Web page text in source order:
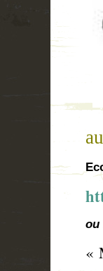
ou
«